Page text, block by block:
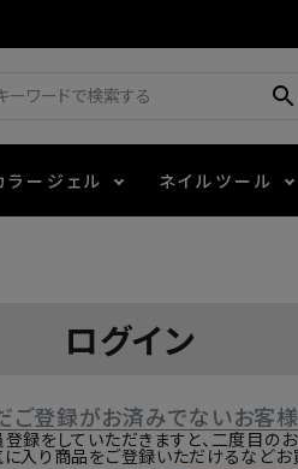
search
ラージェル
マグネティフラッシュジェル
コッタジェル
ネイルツール
チャート・チップ関連
他施術アイテム
レジン・モールドログイン
ご登録がお済みでないお客様
録をしていただきますと、二度目の
に入り商品をご登録いただけるなどお